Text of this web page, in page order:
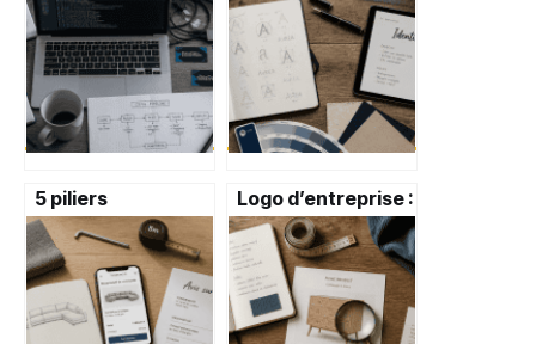
5 piliers
technologiques
pour bâtir une
stack DevOps
performante et
unifier vos équipes
Logo d’entreprise :
3 règles d’or et 5
étapes pour une
identité visuelle
mémorable